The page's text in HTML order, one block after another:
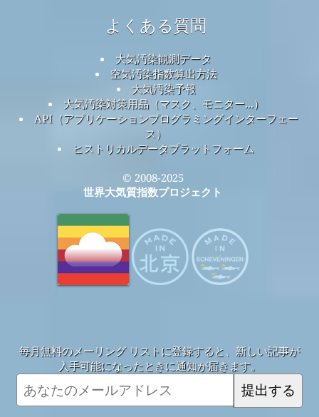
よくある質問
大気汚染観測データ
空気汚染指数算出方法
大気汚染予報
大気汚染対策用品（マスク、モニター...）
API（アプリケーションプログラミングインターフェー
ス）
ヒストリカルデータプラットフォーム
© 2008-2025
世界大気質指数プロジェクト
毎月無料のメーリング リストに登録すると、新しい記事が
入手可能になったときに通知が届きます。
提出する